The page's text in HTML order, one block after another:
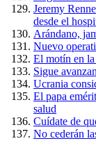
Jeremy
desde el
Arándano,
Nuevo
El motín en
Sigue
Ucrania
El papa
salud
Cuídate de
No cederán